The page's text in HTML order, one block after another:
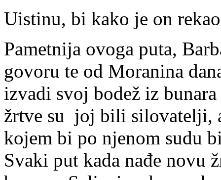
Uistinu, bi kako je on
Pametnija ovoga puta,
govoru te od Moranina
izvadi svoj bodež iz
žrtve su joj bili silovatelji,
kojem bi po njenom sudu
Svaki put kada nađe novu